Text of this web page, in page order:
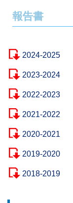
報告書
2024-2025
2023-2024
2022-2023
2021-2022
2020-2021
2019-2020
2018-2019